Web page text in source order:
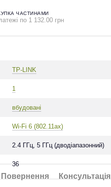
ЧАСТИНАМИ
по 1 132.00 грн
TP-LINK
1
вбудовані
Wi-Fi 6 (802.11ax)
2.4 ГГц, 5 ГГц (дводіапазонний)
36
Повернення
Консультація